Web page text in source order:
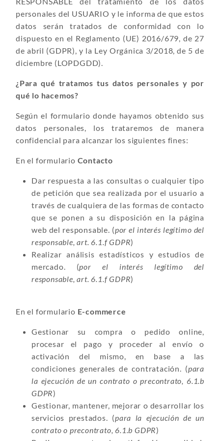
personales del USUARIO y le informa de que estos
datos serán tratados de conformidad con lo
dispuesto en el Reglamento (UE) 2016/679, de 27
de abril (GDPR), y la Ley Orgánica 3/2018, de 5 de
diciembre (LOPDGDD).
¿Para qué tratamos tus datos personales y por
qué lo hacemos?
Según el formulario donde hayamos obtenido sus
datos personales, los trataremos de manera
confidencial para alcanzar los siguientes fines:
En el formulario Contacto
Dar respuesta a las consultas o cualquier tipo
de petición que sea realizada por el usuario a
través de cualquiera de las formas de contacto
que se ponen a su disposición en la página
web del responsable. (por el interés legítimo del
responsable, art. 6.1.f GDPR)
Realizar análisis estadísticos y estudios de
mercado. (por el interés legítimo del
responsable, art. 6.1.f GDPR)
En el formulario E-commerce
Gestionar su compra o pedido online,
procesar el pago y proceder al envío o
activación del mismo, en base a las
condiciones generales de contratación. (para
la ejecución de un contrato o precontrato, 6.1.b
GDPR)
Gestionar, mantener, mejorar o desarrollar los
servicios prestados. (para la ejecución de un
contrato o precontrato, 6.1.b GDPR)